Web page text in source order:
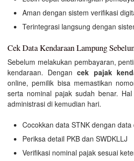
Aman dengan sistem verifikasi
Terintegrasi langsung dengan
Cek Data Kendaraan Lampung
Sebelum melakukan pembayaran,
kendaraan. Dengancek pajak
online, pemilik bisa memastikan
serta nominal pajak sudah benar.
administrasi di kemudian hari.
Cocokkan data STNK dengan
Periksa detail PKB dan SWDKLLJ
Verifikasi nominal pajak sesuai